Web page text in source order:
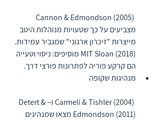
מצביעים על כך שטעויות מנוהלות היטב
מייצרות "זיכרון ארגוני" שמגביר עמידות.
MIT Sloan (2018) מוסיפים: ניסוי וטעייה
הם קרקע פוריה לפתרונות פורצי דרך.
מנהיגות שקופה
Carmeli & Tishler (2004) ו–Detert &
Edmondson (2011) מצאו שמנהיגים